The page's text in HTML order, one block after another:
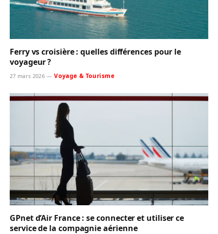
Ferry vs croisière : quelles différences pour le
voyageur ?
27 mars 2026 Voyage & Tourisme
GPnet d’Air France : se connecter et utiliser ce
service de la compagnie aérienne